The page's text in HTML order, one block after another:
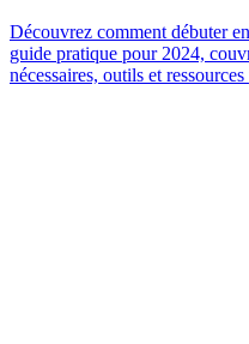
Découvrez comment débuter
guide pratique pour 2024,
nécessaires, outils et